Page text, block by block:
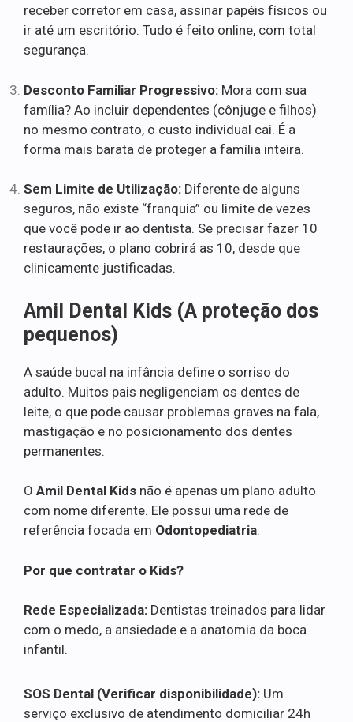
receber corretor em casa, assinar papéis físicos ou
ir até um escritório. Tudo é feito online, com total
segurança.
Desconto Familiar Progressivo: Mora com sua
família? Ao incluir dependentes (cônjuge e filhos)
no mesmo contrato, o custo individual cai. É a
forma mais barata de proteger a família inteira.
Sem Limite de Utilização: Diferente de alguns
seguros, não existe “franquia” ou limite de vezes
que você pode ir ao dentista. Se precisar fazer 10
restaurações, o plano cobrirá as 10, desde que
clinicamente justificadas.
Amil Dental Kids (A proteção dos
pequenos)
A saúde bucal na infância define o sorriso do
adulto. Muitos pais negligenciam os dentes de
leite, o que pode causar problemas graves na fala,
mastigação e no posicionamento dos dentes
permanentes.
O Amil Dental Kids não é apenas um plano adulto
com nome diferente. Ele possui uma rede de
referência focada em Odontopediatria.
Por que contratar o Kids?
Rede Especializada: Dentistas treinados para lidar
com o medo, a ansiedade e a anatomia da boca
infantil.
SOS Dental (Verificar disponibilidade): Um
serviço exclusivo de atendimento domiciliar 24h